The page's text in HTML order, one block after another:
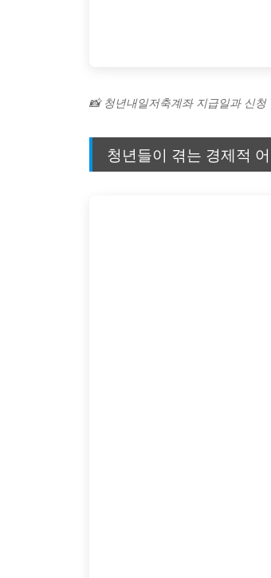
📸 청년내일저축계좌 지급일과 신
청년들이 겪는 경제적